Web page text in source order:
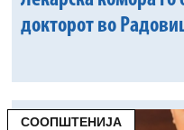
докторот во
СООПШТЕНИЈА